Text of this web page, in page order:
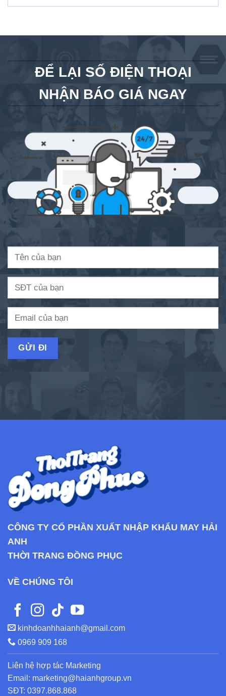
ĐỂ LẠI SỐ ĐIỆN THOẠI
NHẬN BÁO GIÁ NGAY
CÔNG TY CỔ PHẦN XUẤT NHẬP KHẨU MAY HẢI
ANH
THỜI TRANG ĐỒNG PHỤC
VỀ CHÚNG TÔI
kinhdoanhhaianh@gmail.com
0969 909 168
Liên hệ hợp tác Marketing
Email: marketing@haianhgroup.vn
SĐT: 0397.868.868